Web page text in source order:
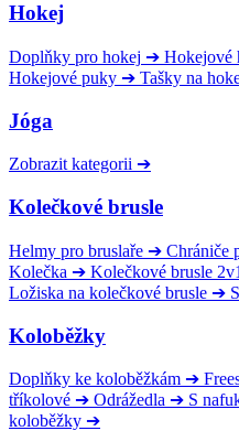
Hokej
Doplňky pro hokej ➔ Hokejové
Hokejové puky ➔ Tašky na
Jóga
Zobrazit kategorii ➔
Kolečkové brusle
Helmy pro bruslaře ➔ Chrániče
Kolečka ➔ Kolečkové brusle 2v1
Ložiska na kolečkové brusle ➔
Koloběžky
Doplňky ke koloběžkám ➔
tříkolové ➔ Odrážedla ➔ S
koloběžky ➔